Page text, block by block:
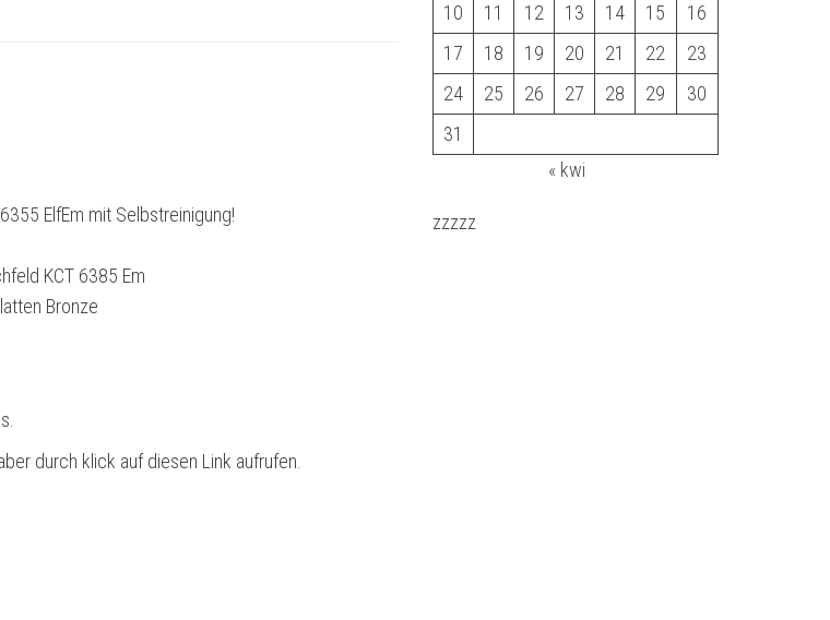
ElfEm mit Selbstreinigung!
KCT 6385 Em
Bronze
durch klick auf diesen Link aufrufen.
10
11 12 13 14 15
16
17
18 19 20 21 22
23
24
25 26 27 28 29
30
31
« kwi
zzzzz